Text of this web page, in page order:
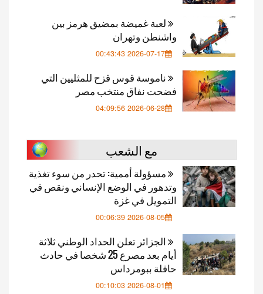
لعبة غميضة بمضيق هرمز بين
واشنطن وتهران
2026-07-17 00:43:43
ناموسة قوس قزح للمثليين التي
فضحت نفاق منتخب مصر
2026-06-28 04:09:56
مع الشعب
مسؤولة أممية: تحدر من سوء تغذية
وتدهور في الوضع الإنساني ونقص في
التمويل في غزة
2026-08-05 00:06:39
الجزائر تعلن الحداد الوطني ثلاثة
أيام بعد مصرع 25 شخصا في حادث
حافلة ببومرداس
2026-08-01 00:10:03